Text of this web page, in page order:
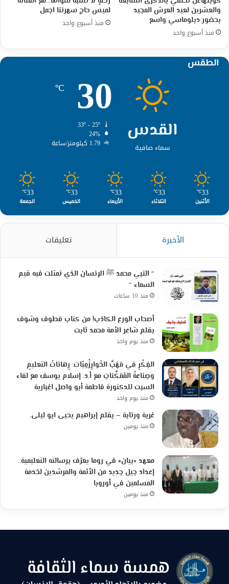
والعشرين لعيد العرش المجيد
بحضور دبلوماسي واسع
منذ أسبوع واحد
لميس حاج سهرتنا اجمل
منذ أسبوع واحد
الطقس
القدس
سماء صافية
30
℃
24%
1.79 كيلومتر/ساعة
33
℃
الأثنين
33
℃
الثلاثاء
33
℃
الأربعاء
33
℃
الخميس
33
℃
الجمعة
الأخيرة تعليقات
“ النبي محمد ﷺ الإنسان الذي تمثلت فيه قيم
السماء “
منذ 10 ساعات
أصحاب الورع الكاذب! من كتاب قطوف وشوف
بقلم شاعر الأمة محمد ثابت
منذ يوم واحد
الفِكْرِ في مَهَبِّ الخَوارِزْمِيّات: رِهاناتُ التعليمِ
وصِناعةُ المُمَكِّناتِ مع أ.د. إسلام يوسف مع لقاء
السبت للدكتورة فاطمة أبو واصل اغبارية
منذ يوم واحد
غربة ورتابة – بقلم إبراهيم يحيى ابو ليلى.
منذ يومين
معهد «بيان» في روما يعرّف برسالته التعليمية..
إعداد جيل جديد من الأئمة والمرشدين لخدمة
المسلمين في أوروبا
منذ يومين